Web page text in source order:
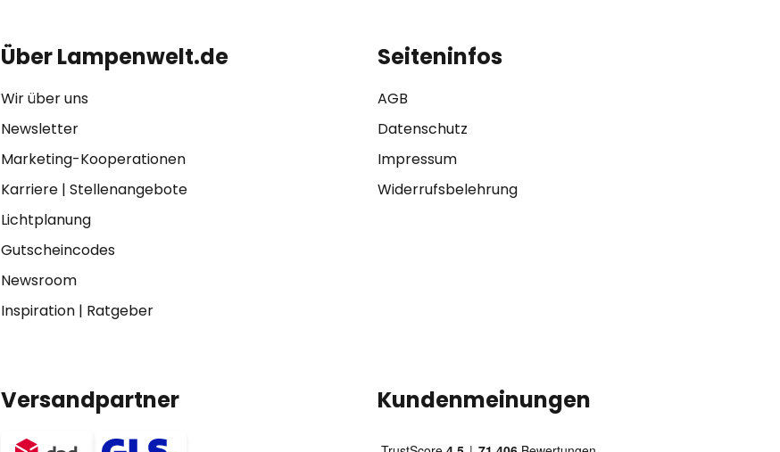
Über Lampenwelt.de
Wir über uns
Newsletter
Marketing-Kooperationen
Karriere| Stellenangebote
Lichtplanung
Gutscheincodes
Newsroom
Inspiration| Ratgeber
Seiteninfos
AGB
Datenschutz
Impressum
Widerrufsbelehrung
Versandpartner Kundenmeinungen